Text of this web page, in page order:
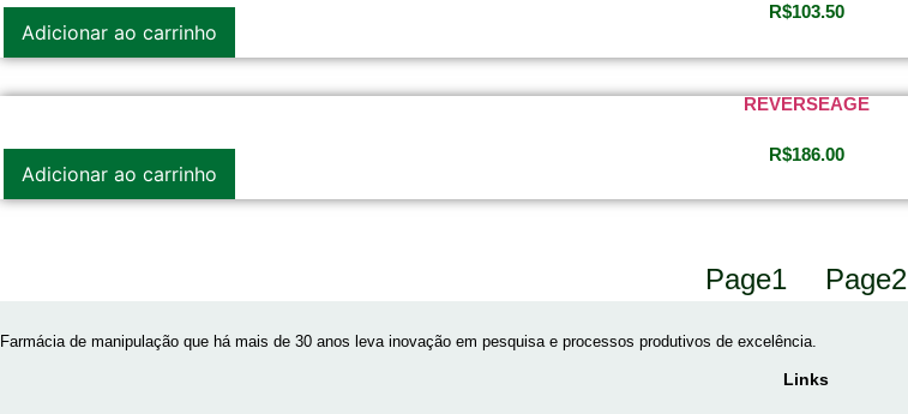
R$103.50
Adicionar ao carrinho
REVERSEAGE
R$186.00
Adicionar ao carrinho
Page1 Page2
Farmácia de manipulação que há mais de 30 anos leva inovação em pesquisa e processos produtivos de excelência.
Links